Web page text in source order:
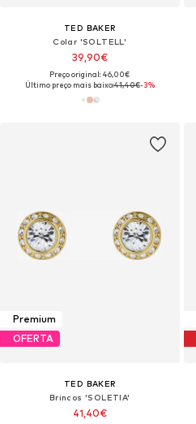
TED BAKER
Colar 'SOLTELL'
39,90€
Preço original: 46,00€
Último preço mais baixo:41,40€-3%
Premium
OFERTA
TED BAKER
Brincos 'SOLETIA'
41,40€